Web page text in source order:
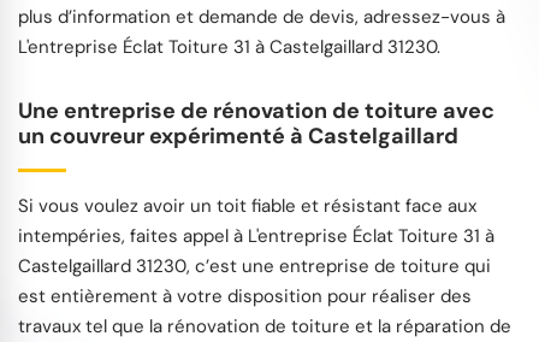
plus d’information et demande de devis, adressez-vous à
L'entreprise Éclat Toiture 31 à Castelgaillard 31230.
Une entreprise de rénovation de toiture avec
un couvreur expérimenté à Castelgaillard
Si vous voulez avoir un toit fiable et résistant face aux
intempéries, faites appel à L'entreprise Éclat Toiture 31 à
Castelgaillard 31230, c’est une entreprise de toiture qui
est entièrement à votre disposition pour réaliser des
travaux tel que la rénovation de toiture et la réparation de